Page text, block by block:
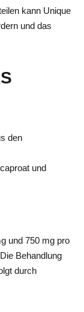
kann Unique
und das
den
und
und 750 mg pro
Behandlung
durch